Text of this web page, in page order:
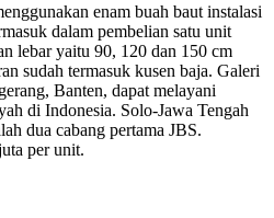
enam buah baut instalasi
dalam pembelian satu unit
lebar yaitu 90, 120 dan 150 cm
sudah termasuk kusen baja. Galeri
Banten, dapat melayani
di Indonesia. Solo-Jawa Tengah
dua cabang pertama JBS.
per unit.